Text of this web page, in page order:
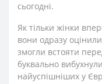
сьогодні.
Як тільки жінки
вони одразу оцінили
змогли встояти
буквально
найуспішніших у